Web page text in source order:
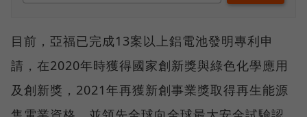
目前，亞福已完成13案以上鋁電池發明專利申
請，在2020年時獲得國家創新獎與綠色化學應用
及創新獎，2021年再獲新創事業獎取得再生能源